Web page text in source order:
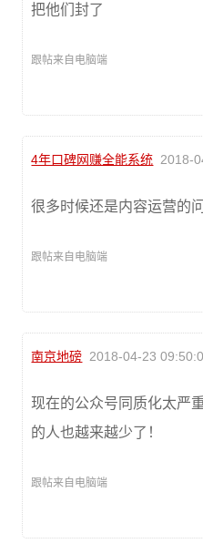
把他们封了
跟帖来自电脑端
4年口碑网赚全能系统 2018-
很多时候还是内容运营的问
跟帖来自电脑端
南京地磅 2018-04-23
现在的公众号同质化太严
的人也越来越少了！
跟帖来自电脑端